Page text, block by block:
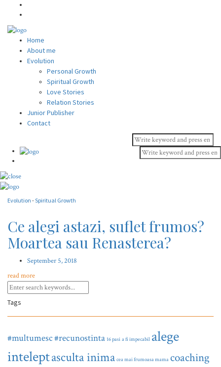
Home
About me
Evolution
Personal Growth
Spiritual Growth
Love Stories
Relation Stories
Junior Publisher
Contact
Evolution -Spiritual Growth
Ce alegi astazi, suflet frumos?
Moartea sau Renasterea?
September 5, 2018
read more
Tags
#multumesc#recunostinta 16 pasi a fi impecabil alege
inteleptasculta inima cea mai frumoasa mama coaching